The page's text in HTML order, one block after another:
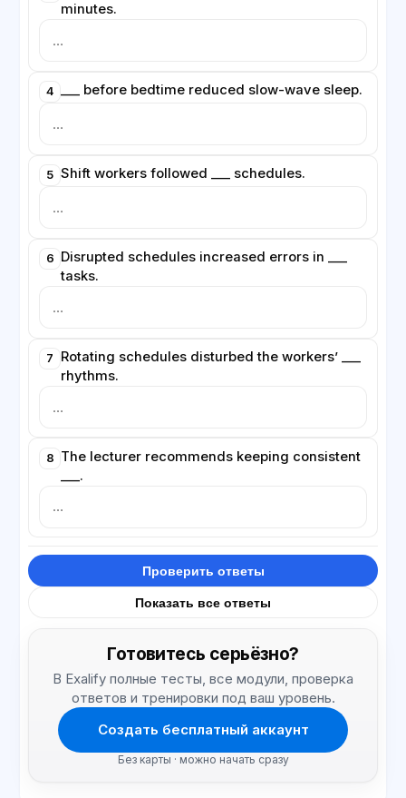
minutes.
4 ___ before bedtime reduced slow-wave sleep.
5 Shift workers followed ___ schedules.
6 Disrupted schedules increased errors in ___
tasks.
7
Rotating schedules disturbed the workers’ ___
rhythms.
8 The lecturer recommends keeping consistent
___.
Проверить ответы
Показать все ответы
Готовитесь серьёзно?
В Exalify полные тесты, все модули, проверка
ответов и тренировки под ваш уровень.
Создать бесплатный аккаунт
Без карты · можно начать сразу